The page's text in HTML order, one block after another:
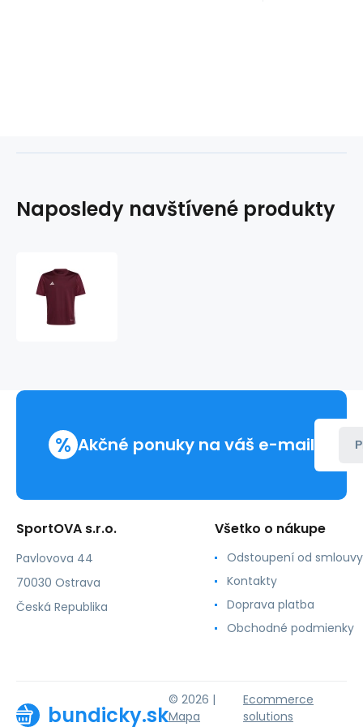
Naposledy navštívené produkty
% Akčné ponuky na váš e-mail
SportOVA s.r.o.
Pavlovova 44
70030 Ostrava
Česká Republika
Všetko o nákupe
Odstoupení od smlouvy
Kontakty
Doprava platba
Obchodné podmienky
bundicky.sk
© 2026 |
Mapa
Ecommerce
solutions